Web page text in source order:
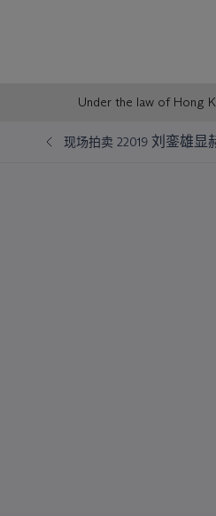
Sale
Under the law of Hong
现场拍卖 22019 刘銮雄显